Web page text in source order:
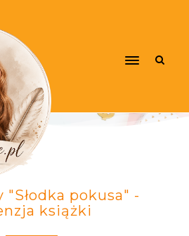
"Słodka pokusa" -
książki